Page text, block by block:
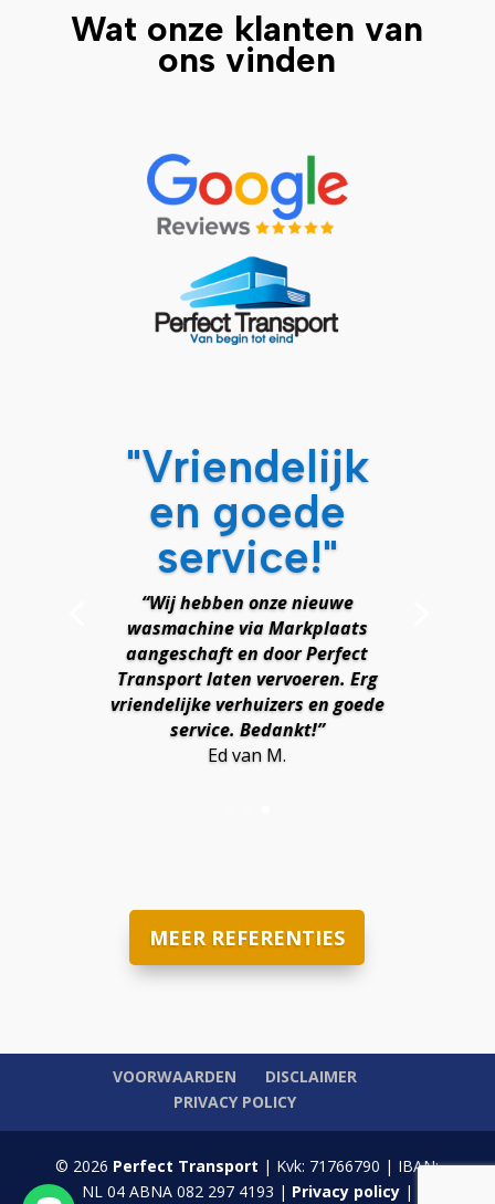
Wat onze klanten van
ons vinden
"Vriendelijk
en goede
service!"
“Wij hebben onze nieuwe
wasmachine via Markplaats
aangeschaft en door Perfect
Transport laten vervoeren. Erg
vriendelijke verhuizers en goede
service. Bedankt!”
Ed van M.
MEER REFERENTIES
VOORWAARDEN
DISCLAIMER
PRIVACY POLICY
© 2026 Perfect Transport | Kvk: 71766790 | IBAN:
NL 04 ABNA 082 297 4193 | Privacy policy|